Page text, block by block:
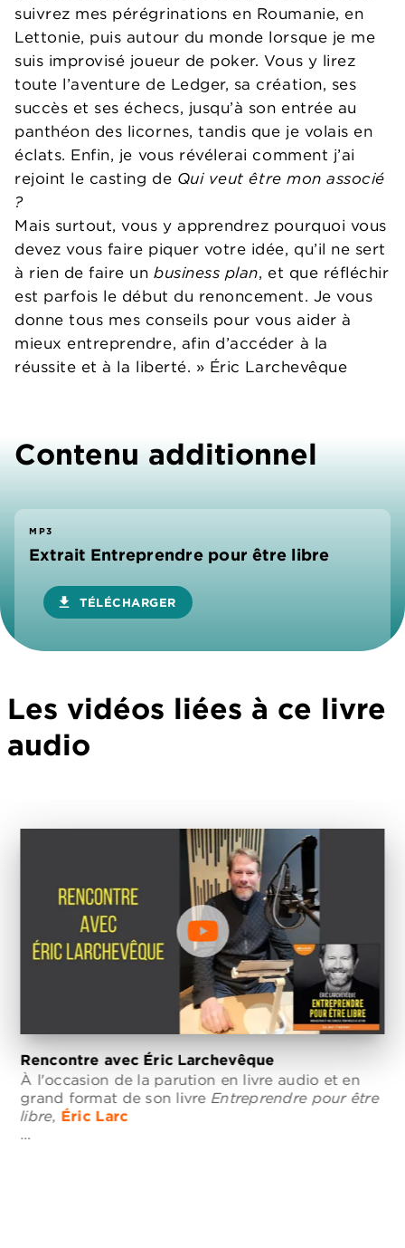
suivrez mes pérégrinations en Roumanie, en
Lettonie, puis autour du monde lorsque je me
suis improvisé joueur de poker. Vous y lirez
toute l’aventure de Ledger, sa création, ses
succès et ses échecs, jusqu’à son entrée au
panthéon des licornes, tandis que je volais en
éclats. Enfin, je vous révélerai comment j’ai
rejoint le casting de Qui veut être mon associé
?
Mais surtout, vous y apprendrez pourquoi vous
devez vous faire piquer votre idée, qu’il ne sert
à rien de faire unbusiness plan, et que réfléchir
est parfois le début du renoncement. Je vous
donne tous mes conseils pour vous aider à
mieux entreprendre, afin d’accéder à la
réussite et à la liberté. » Éric Larchevêque
Contenu additionnel
MP3
Extrait Entreprendre pour être libre
download TÉLÉCHARGER
Les vidéos liées à ce livre
audio
Rencontre avec Éric Larchevêque
À l'occasion de la parution en livre audio et en
grand format de son livre Entreprendre pour être
libre, Éric Larc
…